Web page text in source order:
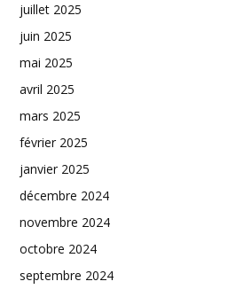
juillet 2025
juin 2025
mai 2025
avril 2025
mars 2025
février 2025
janvier 2025
décembre 2024
novembre 2024
octobre 2024
septembre 2024